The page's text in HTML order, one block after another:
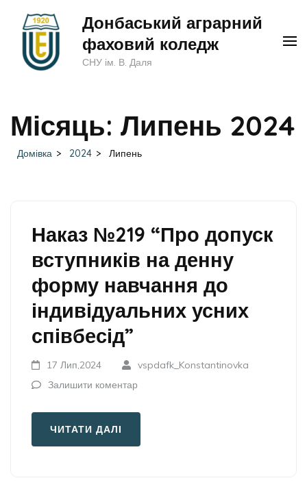
(натисніть
Донбаський аграрний
фаховий коледж
СНУ ім. В. Даля
Місяць: Липень 2024
Домівка > 2024 > Липень
Наказ №219 “Про допуск
вступників на денну
форму навчання до
індивідуальних усних
співбесід”
17 Лип,2024
vspdafk_Konstantinovka
Залишити коментар
ЧИТАТИ ДАЛІ